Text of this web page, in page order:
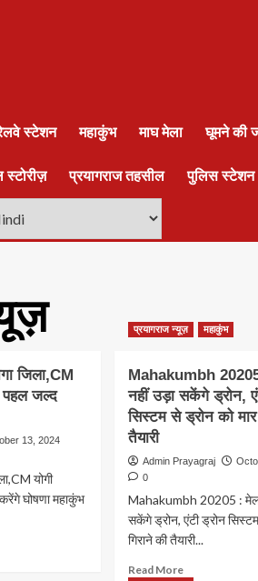
स्टेशन महाकुंभ माघ मेला घूमने की
प्रयागराज तहसील पुलिस स्टेशन
जिला,CM
पहल जल्द
13, 2024
योगी
घोषणा महाकुंभ
प्रयागराज न्यूज़ महाकुंभ
Mahakumbh
नहीं उड़ा सकेंगे ड्रोन,
सिस्टम से ड्रोन को मार
तैयारी
Admin Prayagraj
0
Mahakumbh 20205 :
सकेंगे ड्रोन, एंटी ड्रोन
गिराने की तैयारी...
Read MoreRead